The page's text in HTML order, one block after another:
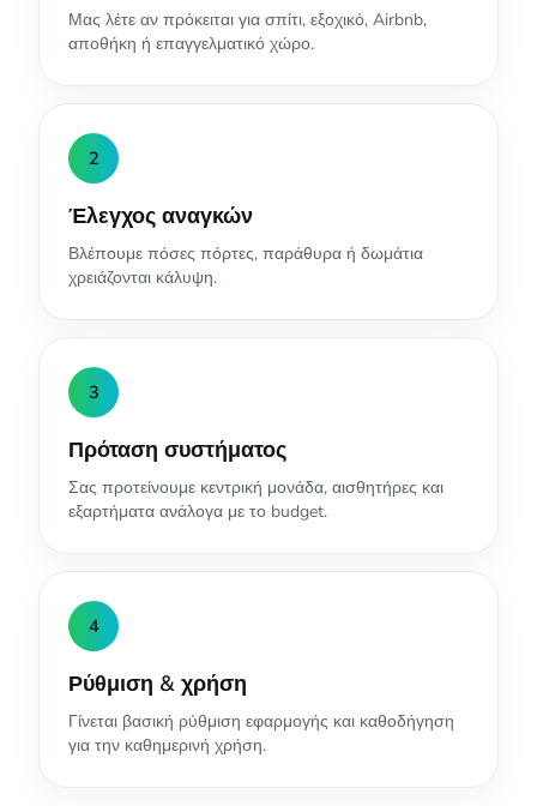
Μας λέτε αν πρόκειται για σπίτι, εξοχικό, Airbnb,
αποθήκη ή επαγγελματικό χώρο.
2
Έλεγχος αναγκών
Βλέπουμε πόσες πόρτες, παράθυρα ή δωμάτια
χρειάζονται κάλυψη.
3
Πρόταση συστήματος
Σας προτείνουμε κεντρική μονάδα, αισθητήρες και
εξαρτήματα ανάλογα με το budget.
4
Ρύθμιση & χρήση
Γίνεται βασική ρύθμιση εφαρμογής και καθοδήγηση
για την καθημερινή χρήση.